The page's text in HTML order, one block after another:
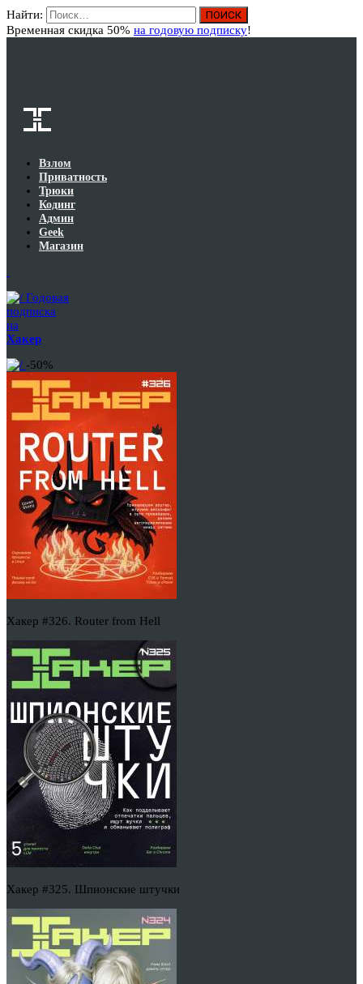
Найти:
Временная скидка 50% на годовую подписку!
Взлом
Приватность
Трюки
Кодинг
Админ
Geek
Магазин
Годовая
подписка
на
Хакер
-50%
Хакер #326. Router from Hell
Хакер #325. Шпионские штучки